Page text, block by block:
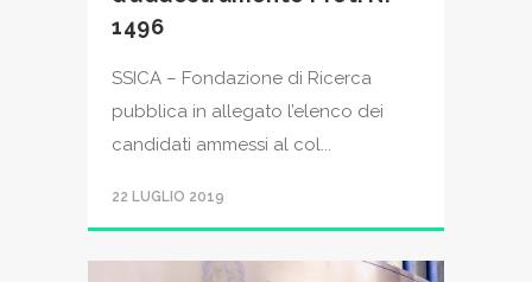
1496
SSICA – Fondazione di Ricerca
pubblica in allegato l’elenco dei
candidati ammessi al col...
22 LUGLIO 2019